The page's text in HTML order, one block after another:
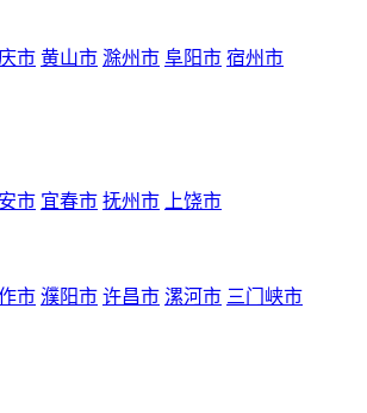
市 黄山市 滁州市 阜阳市 宿州市
市 宜春市 抚州市 上饶市
市 濮阳市 许昌市 漯河市 三门峡市